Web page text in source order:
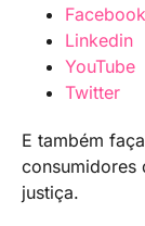
Facebook
Linkedin
YouTube
Twitter
E também
consumidores
justiça.